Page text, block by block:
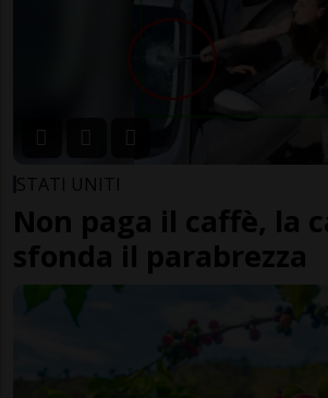
STATI UNITI
Non paga il caffè, la
sfonda il parabrezza